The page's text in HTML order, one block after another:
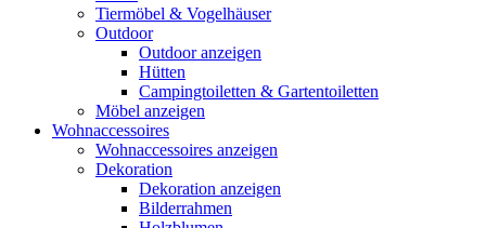
Tiermöbel & Vogelhäuser
Outdoor
Outdoor anzeigen
Hütten
Campingtoiletten & Gartentoiletten
Möbel anzeigen
Wohnaccessoires
Wohnaccessoires anzeigen
Dekoration
Dekoration anzeigen
Bilderrahmen